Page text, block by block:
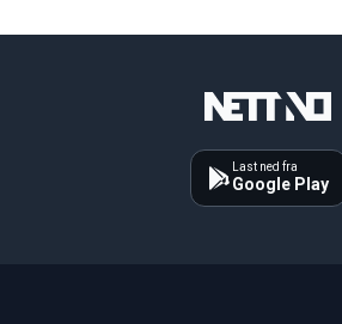
Last ned fra
Google Play